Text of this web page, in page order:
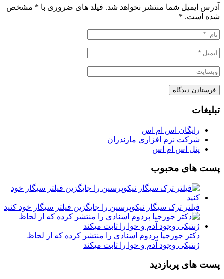
آدرس ایمیل شما منتشر نخواهد شد. فیلد های ضروری با * مشخص
شده است. *
تبلیغات
رایگان اس ام اس
شرکت نرم افزاری مازندران
پنل اس ام اس
پست های محبوب
فیلتر ترک سیگار نیکوپرسین را جایگزین فیلتر سیگار خود کنید
دکتر جورجیا پردوم اسنادی را منتشر کرده که از لحاظ
ژنتیکی وجود آدم و حوا را ثابت میکند
پست های پربازدید